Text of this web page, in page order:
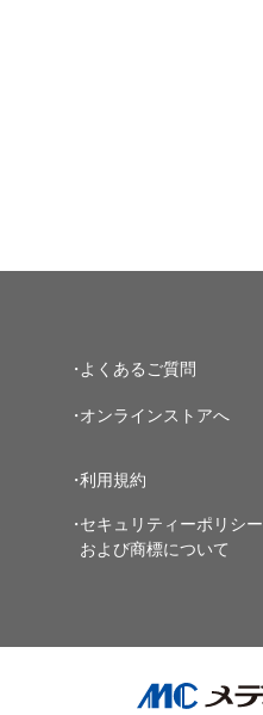
よくあるご質問
オンラインストアへ
利用規約
セキュリティーポリシー
および商標について